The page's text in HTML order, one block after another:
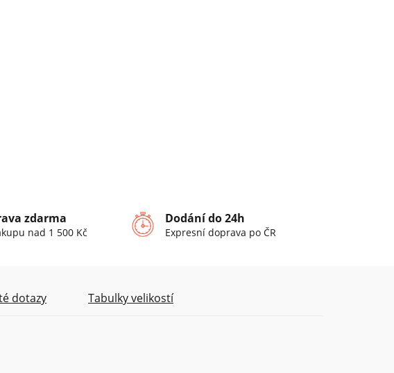
zdarma
nad 1 500 Kč
Dodání do 24h
Expresní doprava po ČR
dotazy Tabulky velikostí